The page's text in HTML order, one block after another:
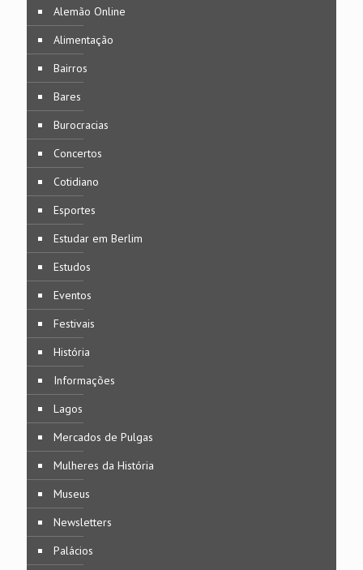
Alemão Online
Alimentação
Bairros
Bares
Burocracias
Concertos
Cotidiano
Esportes
Estudar em Berlim
Estudos
Eventos
Festivais
História
Informações
Lagos
Mercados de Pulgas
Mulheres da História
Museus
Newsletters
Palácios